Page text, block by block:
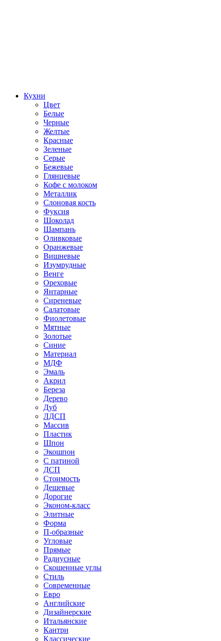
Кухни
Цвет
Белые
Черные
Желтые
Красные
Зеленые
Серые
Бежевые
Глянцевые
Кофе с молоком
Металлик
Слоновая кость
Фуксия
Шоколад
Шампань
Оливковые
Оранжевые
Вишневые
Изумрудные
Венге
Ореховые
Янтарные
Сиреневые
Салатовые
Фиолетовые
Мятные
Золотые
Синие
Материал
МДФ
Эмаль
Акрил
Береза
Дерево
Дуб
ЛДСП
Массив
Пластик
Шпон
Экошпон
С патиной
ДСП
Стоимость
Дешевые
Дорогие
Эконом-класс
Элитные
Форма
П-образные
Угловые
Прямые
Радиусные
Скошенные углы
Стиль
Современные
Евро
Английские
Дизайнерские
Итальянские
Кантри
Классические